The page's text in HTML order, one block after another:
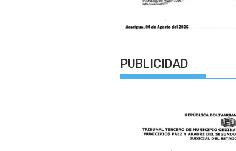
PUBLICIDAD